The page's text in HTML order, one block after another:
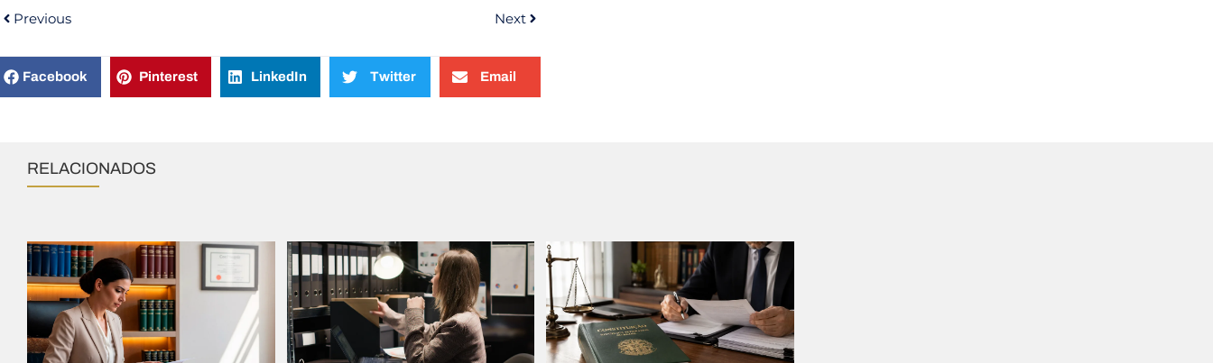
Previous Next
Facebook Pinterest LinkedIn Twitter Email
RELACIONADOS